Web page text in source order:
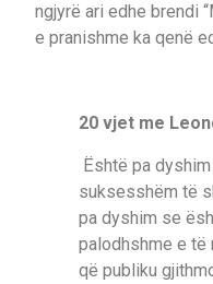
ngjyrë ari edhe brendi
e pranishme ka qenë
20 vjet me
Është pa
suksesshëm të
pa dyshim se
palodhshme e të
që publiku